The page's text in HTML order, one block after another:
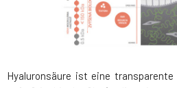
Hyaluronsäure ist eine